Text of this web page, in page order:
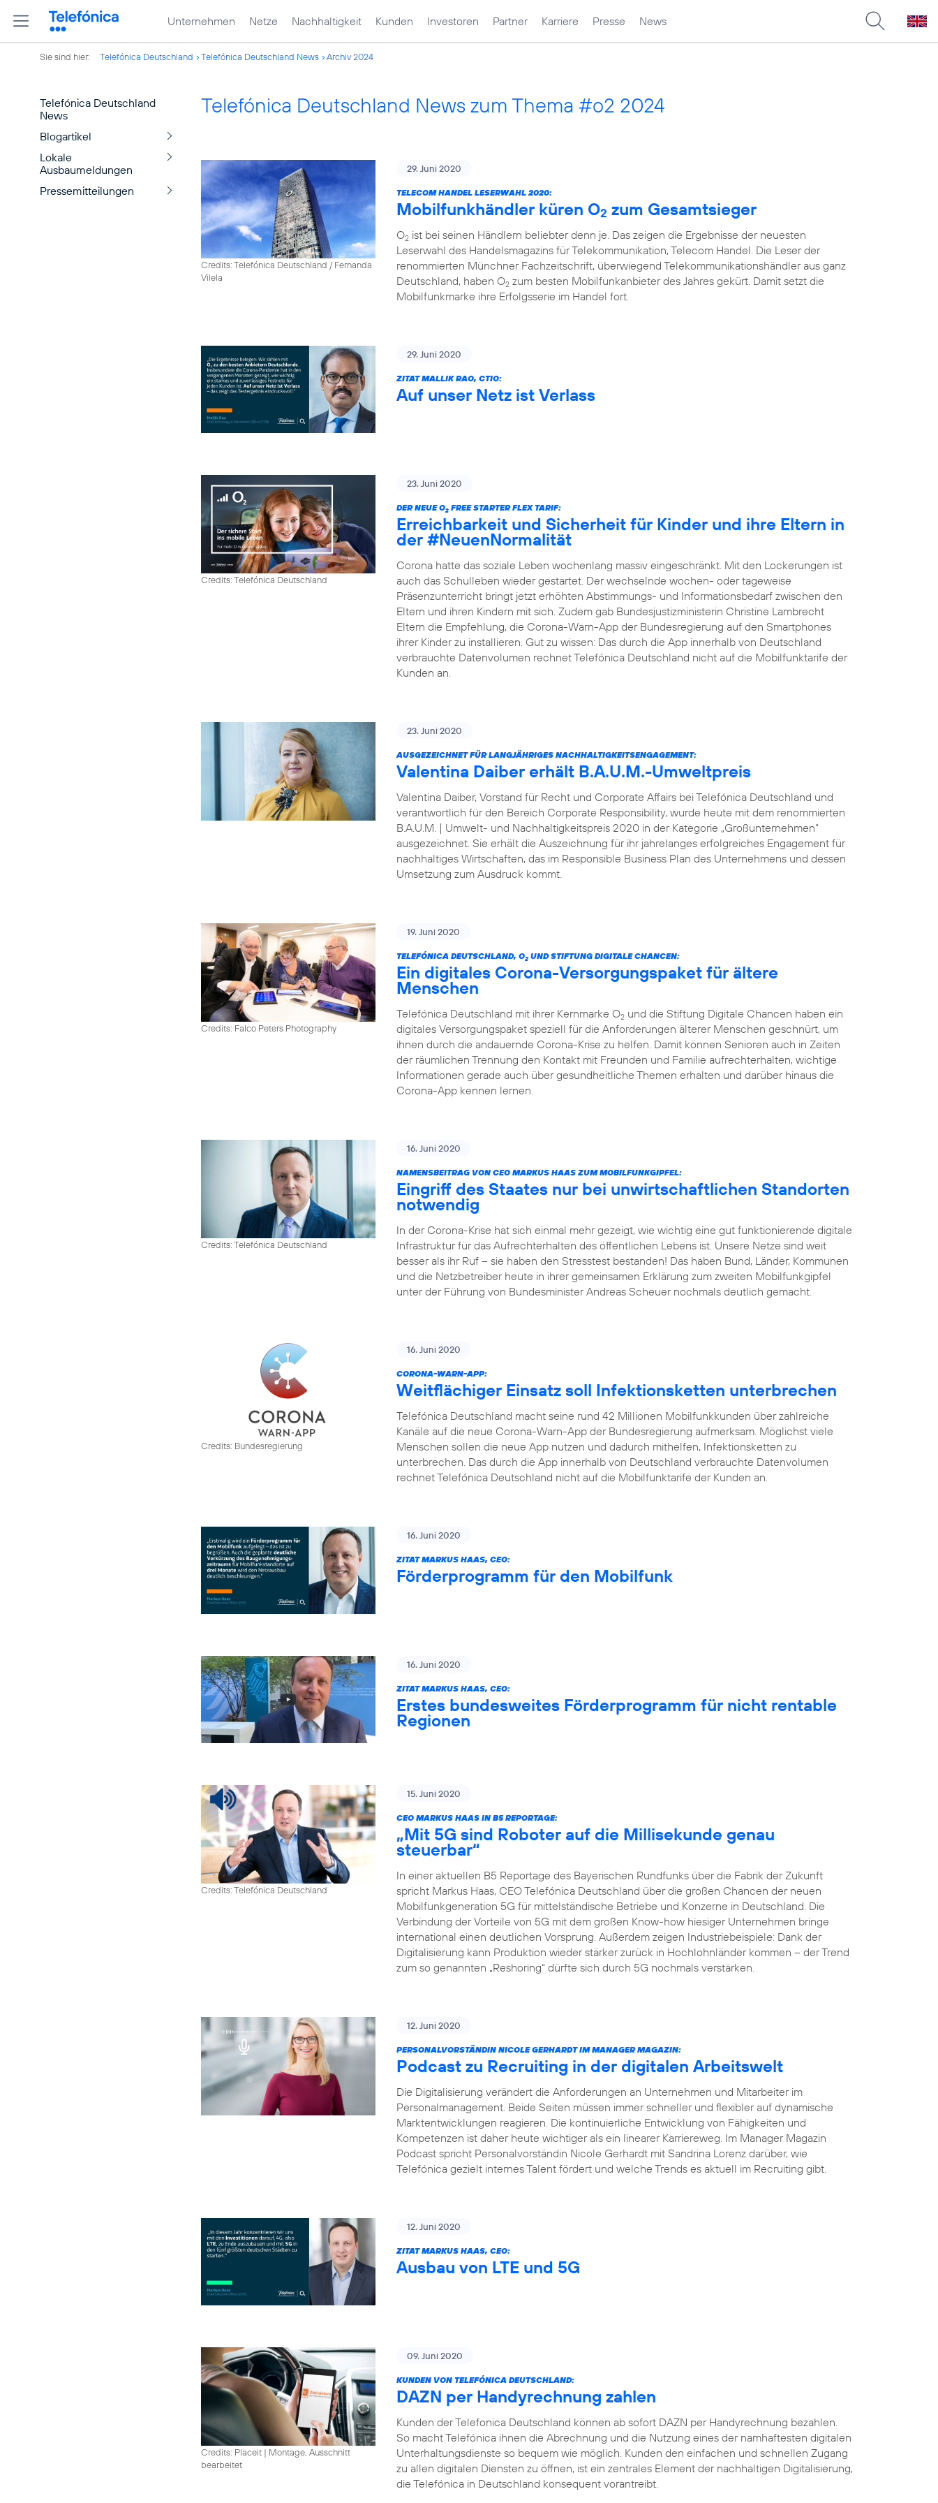
Unternehmen Netze Nachhaltigkeit Kunden Investoren Partner Karriere Presse News
Sie sind hier: Telefónica Deutschland Telefónica Deutschland News Archiv 2024
Telefónica Deutschland
News
Blogartikel
Lokale
Ausbaumeldungen
Pressemitteilungen
Telefónica Deutschland News zum Thema #o2 2024
Credits: Telefónica Deutschland / Fernanda
Vilela
29. Juni 2020
TELECOM HANDEL LESERWAHL 2020:
Mobilfunkhändler küren O2 zum Gesamtsieger
O2 ist bei seinen Händlern beliebter denn je. Das zeigen die Ergebnisse der neuesten
Leserwahl des Handelsmagazins für Telekommunikation, Telecom Handel. Die Leser der
renommierten Münchner Fachzeitschrift, überwiegend Telekommunikationshändler aus ganz
Deutschland, haben O2 zum besten Mobilfunkanbieter des Jahres gekürt. Damit setzt die
Mobilfunkmarke ihre Erfolgsserie im Handel fort.
29. Juni 2020
ZITAT MALLIK RAO, CTIO:
Auf unser Netz ist Verlass
Credits: Telefónica Deutschland
23. Juni 2020
DER NEUE O2 FREE STARTER FLEX TARIF:
Erreichbarkeit und Sicherheit für Kinder und ihre Eltern in
der #NeuenNormalität
Corona hatte das soziale Leben wochenlang massiv eingeschränkt. Mit den Lockerungen ist
auch das Schulleben wieder gestartet. Der wechselnde wochen- oder tageweise
Präsenzunterricht bringt jetzt erhöhten Abstimmungs- und Informationsbedarf zwischen den
Eltern und ihren Kindern mit sich. Zudem gab Bundesjustizministerin Christine Lambrecht
Eltern die Empfehlung, die Corona-Warn-App der Bundesregierung auf den Smartphones
ihrer Kinder zu installieren. Gut zu wissen: Das durch die App innerhalb von Deutschland
verbrauchte Datenvolumen rechnet Telefónica Deutschland nicht auf die Mobilfunktarife der
Kunden an.
23. Juni 2020
AUSGEZEICHNET FÜR LANGJÄHRIGES NACHHALTIGKEITSENGAGEMENT:
Valentina Daiber erhält B.A.U.M.-Umweltpreis
Valentina Daiber, Vorstand für Recht und Corporate Affairs bei Telefónica Deutschland und
verantwortlich für den Bereich Corporate Responsibility, wurde heute mit dem renommierten
B.A.U.M. | Umwelt- und Nachhaltigkeitspreis 2020 in der Kategorie „Großunternehmen“
ausgezeichnet. Sie erhält die Auszeichnung für ihr jahrelanges erfolgreiches Engagement für
nachhaltiges Wirtschaften, das im Responsible Business Plan des Unternehmens und dessen
Umsetzung zum Ausdruck kommt.
Credits: Falco Peters Photography
19. Juni 2020
TELEFÓNICA DEUTSCHLAND, O2 UND STIFTUNG DIGITALE CHANCEN:
Ein digitales Corona-Versorgungspaket für ältere
Menschen
Telefónica Deutschland mit ihrer Kernmarke O2 und die Stiftung Digitale Chancen haben ein
digitales Versorgungspaket speziell für die Anforderungen älterer Menschen geschnürt, um
ihnen durch die andauernde Corona-Krise zu helfen. Damit können Senioren auch in Zeiten
der räumlichen Trennung den Kontakt mit Freunden und Familie aufrechterhalten, wichtige
Informationen gerade auch über gesundheitliche Themen erhalten und darüber hinaus die
Corona-App kennen lernen.
Credits: Telefónica Deutschland
16. Juni 2020
NAMENSBEITRAG VON CEO MARKUS HAAS ZUM MOBILFUNKGIPFEL:
Eingriff des Staates nur bei unwirtschaftlichen Standorten
notwendig
In der Corona-Krise hat sich einmal mehr gezeigt, wie wichtig eine gut funktionierende digitale
Infrastruktur für das Aufrechterhalten des öffentlichen Lebens ist. Unsere Netze sind weit
besser als ihr Ruf – sie haben den Stresstest bestanden! Das haben Bund, Länder, Kommunen
und die Netzbetreiber heute in ihrer gemeinsamen Erklärung zum zweiten Mobilfunkgipfel
unter der Führung von Bundesminister Andreas Scheuer nochmals deutlich gemacht.
Credits: Bundesregierung
16. Juni 2020
CORONA-WARN-APP:
Weitflächiger Einsatz soll Infektionsketten unterbrechen
Telefónica Deutschland macht seine rund 42 Millionen Mobilfunkkunden über zahlreiche
Kanäle auf die neue Corona-Warn-App der Bundesregierung aufmerksam. Möglichst viele
Menschen sollen die neue App nutzen und dadurch mithelfen, Infektionsketten zu
unterbrechen. Das durch die App innerhalb von Deutschland verbrauchte Datenvolumen
rechnet Telefónica Deutschland nicht auf die Mobilfunktarife der Kunden an.
16. Juni 2020
ZITAT MARKUS HAAS, CEO:
Förderprogramm für den Mobilfunk
16. Juni 2020
ZITAT MARKUS HAAS, CEO:
Erstes bundesweites Förderprogramm für nicht rentable
Regionen
Credits: Telefónica Deutschland
15. Juni 2020
CEO MARKUS HAAS IN B5 REPORTAGE:
„Mit 5G sind Roboter auf die Millisekunde genau
steuerbar“
In einer aktuellen B5 Reportage des Bayerischen Rundfunks über die Fabrik der Zukunft
spricht Markus Haas, CEO Telefónica Deutschland über die großen Chancen der neuen
Mobilfunkgeneration 5G für mittelständische Betriebe und Konzerne in Deutschland. Die
Verbindung der Vorteile von 5G mit dem großen Know-how hiesiger Unternehmen bringe
international einen deutlichen Vorsprung. Außerdem zeigen Industriebeispiele: Dank der
Digitalisierung kann Produktion wieder stärker zurück in Hochlohnländer kommen – der Trend
zum so genannten „Reshoring“ dürfte sich durch 5G nochmals verstärken.
12. Juni 2020
PERSONALVORSTÄNDIN NICOLE GERHARDT IM MANAGER MAGAZIN:
Podcast zu Recruiting in der digitalen Arbeitswelt
Die Digitalisierung verändert die Anforderungen an Unternehmen und Mitarbeiter im
Personalmanagement. Beide Seiten müssen immer schneller und flexibler auf dynamische
Marktentwicklungen reagieren. Die kontinuierliche Entwicklung von Fähigkeiten und
Kompetenzen ist daher heute wichtiger als ein linearer Karriereweg. Im Manager Magazin
Podcast spricht Personalvorständin Nicole Gerhardt mit Sandrina Lorenz darüber, wie
Telefónica gezielt internes Talent fördert und welche Trends es aktuell im Recruiting gibt.
12. Juni 2020
ZITAT MARKUS HAAS, CEO:
Ausbau von LTE und 5G
Credits: Placeit | Montage, Ausschnitt
bearbeitet
09. Juni 2020
KUNDEN VON TELEFÓNICA DEUTSCHLAND:
DAZN per Handyrechnung zahlen
Kunden der Telefonica Deutschland können ab sofort DAZN per Handyrechnung bezahlen.
So macht Telefónica ihnen die Abrechnung und die Nutzung eines der namhaftesten digitalen
Unterhaltungsdienste so bequem wie möglich. Kunden den einfachen und schnellen Zugang
zu allen digitalen Diensten zu öffnen, ist ein zentrales Element der nachhaltigen Digitalisierung,
die Telefónica in Deutschland konsequent vorantreibt.